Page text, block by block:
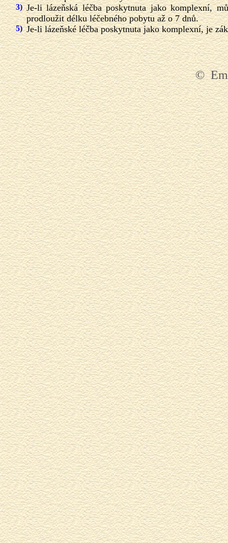
3)Je-li lázeňská léčba poskytnuta jako komplexní,
prodloužit délku léčebného pobytu až o 7 dnů.
5)Je-li lázeňské léčba poskytnuta jako komplexní, je
©